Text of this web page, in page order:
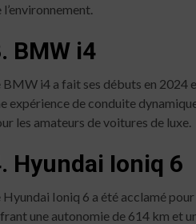
l’environnement.
BMW i4
BMW i4 a fait ses débuts en 2024
expérience de conduite
les amateurs de voitures de luxe.
Hyundai Ioniq 6
Hyundai Ioniq 6 a été acclamé
une autonomie de 614 km et